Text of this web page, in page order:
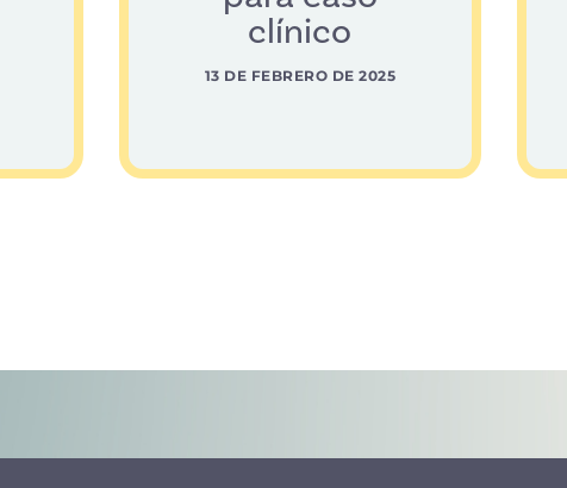
clínico
13 DE FEBRERO DE 2025